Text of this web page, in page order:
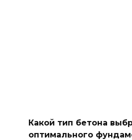
Какой тип бетона
оптимального